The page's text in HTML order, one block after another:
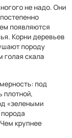
не надо. Они
появляются
Корни деревьев
породу
голая скала
под
плотной,
«зелеными
крупнее